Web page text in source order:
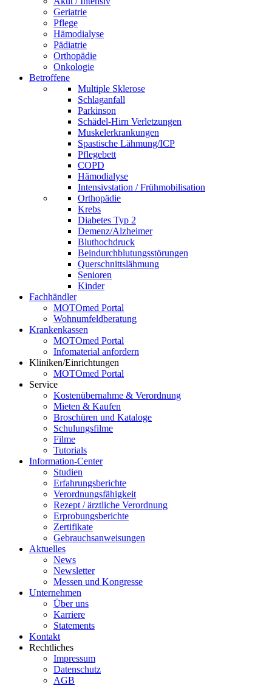
Geriatrie
Pflege
Hämodialyse
Pädiatrie
Orthopädie
Onkologie
Betroffene
Multiple Sklerose
Schlaganfall
Parkinson
Schädel-Hirn Verletzungen
Muskelerkrankungen
Spastische Lähmung/ICP
Pflegebett
COPD
Hämodialyse
Intensivstation / Frühmobilisation
Orthopädie
Krebs
Diabetes Typ 2
Demenz/Alzheimer
Bluthochdruck
Beindurchblutungsstörungen
Querschnittslähmung
Senioren
Kinder
Fachhändler
MOTOmed Portal
Wohnumfeldberatung
Krankenkassen
MOTOmed Portal
Infomaterial anfordern
Kliniken/Einrichtungen
MOTOmed Portal
Service
Kostenübernahme & Verordnung
Mieten & Kaufen
Broschüren und Kataloge
Schulungsfilme
Filme
Tutorials
Information-Center
Studien
Erfahrungsberichte
Verordnungsfähigkeit
Rezept / ärztliche Verordnung
Erprobungsberichte
Zertifikate
Gebrauchsanweisungen
Aktuelles
News
Newsletter
Messen und Kongresse
Unternehmen
Über uns
Karriere
Statements
Kontakt
Rechtliches
Impressum
Datenschutz
AGB